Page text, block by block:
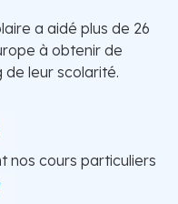
a aidé plus de 26
à obtenir de
leur scolarité.
nos cours particuliers